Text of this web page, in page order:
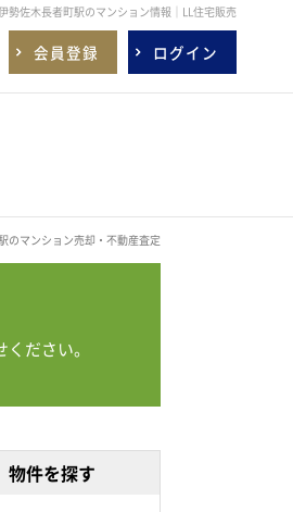
勢佐木長者町駅のマンション情報｜LL住宅販売
会員登録 ログイン
のマンション売却・不動産査定
ださい。
物件を探す